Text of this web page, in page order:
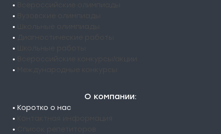
•
•
•
•
•
•
•
О компании:
• Коротко о нас
•
•